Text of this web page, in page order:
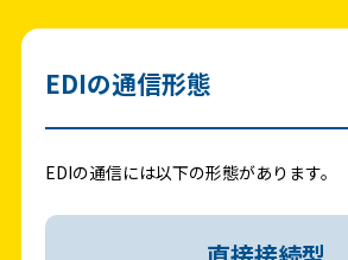
EDIの通信形態
EDIの通信には以下の形態があります。